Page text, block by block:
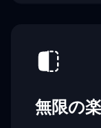
無限の